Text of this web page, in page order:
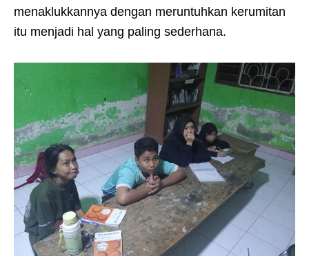
menaklukkannya dengan meruntuhkan kerumitan
itu menjadi hal yang paling sederhana.